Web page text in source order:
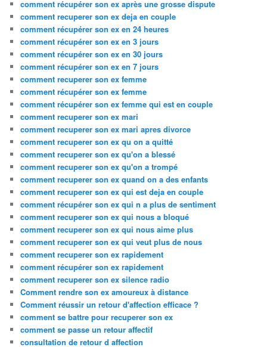
comment récupérer son ex après une grosse dispute
comment recuperer son ex deja en couple
comment récupérer son ex en 24 heures
comment récupérer son ex en 3 jours
comment récupérer son ex en 30 jours
comment récupérer son ex en 7 jours
comment recuperer son ex femme
comment récupérer son ex femme
comment récupérer son ex femme qui est en couple
comment recuperer son ex mari
comment recuperer son ex mari apres divorce
comment recuperer son ex qu on a quitté
comment recuperer son ex qu'on a blessé
comment recuperer son ex qu'on a trompé
comment recuperer son ex quand on a des enfants
comment recuperer son ex qui est deja en couple
comment récupérer son ex qui n a plus de sentiment
comment recuperer son ex qui nous a bloqué
comment recuperer son ex qui nous aime plus
comment recuperer son ex qui veut plus de nous
comment recuperer son ex rapidement
comment récupérer son ex rapidement
comment recuperer son ex silence radio
Comment rendre son ex amoureux à distance
Comment réussir un retour d'affection efficace ?
comment se battre pour recuperer son ex
comment se passe un retour affectif
consultation de retour d affection